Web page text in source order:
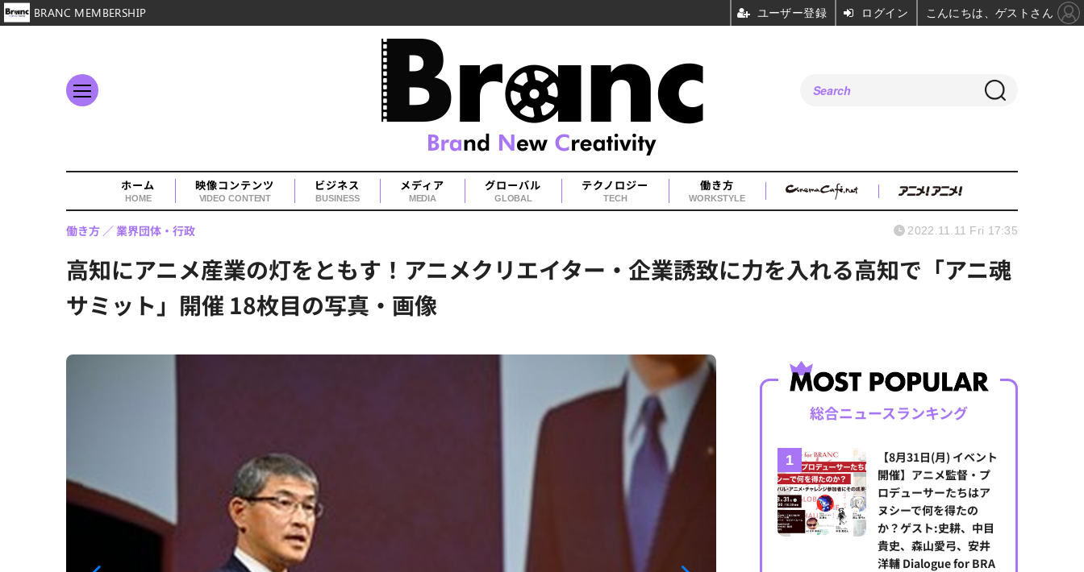
ホーム
HOME
映像コンテンツ
VIDEO CONTENT
ビジネス
BUSINESS
メディア
MEDIA
グローバル
GLOBAL
テクノロジー
TECH
働き方
WORKSTYLE
高知にアニメ産業の灯をともす！アニメクリエイター・企業誘致に力を入れる高知で「アニ魂
サミット」開催 18枚目の写真・画像
働き方 業界団体・行政 2022.11.11 Fri 17:35
総合ニュースランキング
【8月31日(月) イベント
開催】アニメ監督・プ
ロデューサーたちはア
ヌシーで何を得たの
か？ゲスト:史耕、中目
貴史、森山愛弓、安井
洋輔 Dialogue for BRA
BRANC MEMBERSHIP ユーザー登録 ログイン こんにちは、ゲストさん